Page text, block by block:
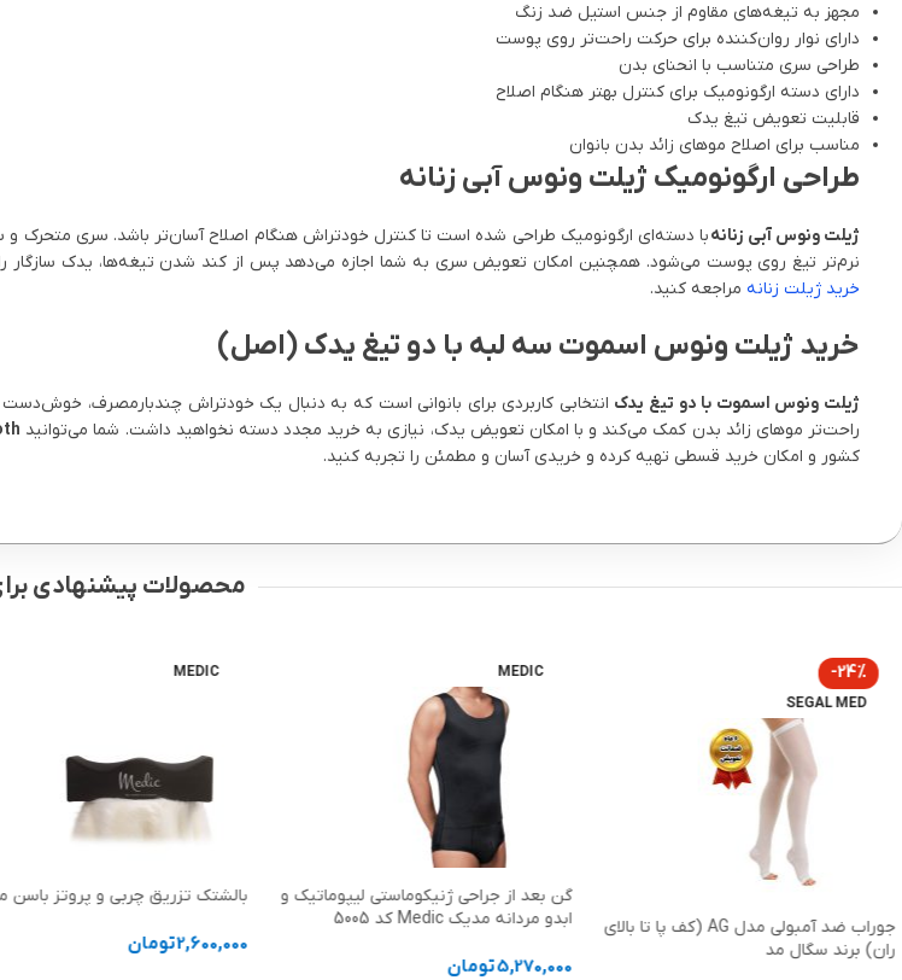
مجهز به تیغه‌های مقاوم از جنس استیل ضد زنگ
دارای نوار روان‌کننده برای حرکت راحت‌تر روی پوست
طراحی سری متناسب با انحنای بدن
دارای دسته ارگونومیک برای کنترل بهتر هنگام اصلاح
قابلیت تعویض تیغ یدک
مناسب برای اصلاح موهای زائد بدن بانوان
طراحی ارگونومیک ژیلت ونوس آبی زنانه
ژیلت ونوس آبی زنانهبا دسته‌ای ارگونومیک طراحی شده است تا کنترل خودتراش هنگام اصلاح آسان‌تر باشد. سری متحرک
نرم‌تر تیغ روی پوست می‌شود. همچنین امکان تعویض سری به شما اجازه می‌دهد پس از کند شدن تیغه‌ها، یدک سازگار
خرید ژیلت زنانه مراجعه کنید.
خرید ژیلت ونوس اسموت سه لبه با دو تیغ یدک (اصل)
ژیلت ونوس اسموت با دو تیغ یدک انتخابی کاربردی برای بانوانی است که به دنبال یک خودتراش چندبارمصرف،
راحت‌تر موهای زائد بدن کمک می‌کند و با امکان تعویض یدک، نیازی به خرید مجدد دسته نخواهید داشت. شما می‌توانید
کشور و امکان خرید قسطی تهیه کرده و خریدی آسان و مطمئن را تجربه کنید.
محصولات پیشنهادی
-24%
SEGAL MED
جوراب ضد آمبولی مدل AG (کف پا تا بالای
ران) برند سگال مد
MEDIC
گن بعد از جراحی ژنیکوماستی لیپوماتیک و
ابدو مردانه مدیک Medic کد 5005
5,270,000تومان
MEDIC
بالشتک تزریق چربی و پروتز باسن
2,600,000تومان